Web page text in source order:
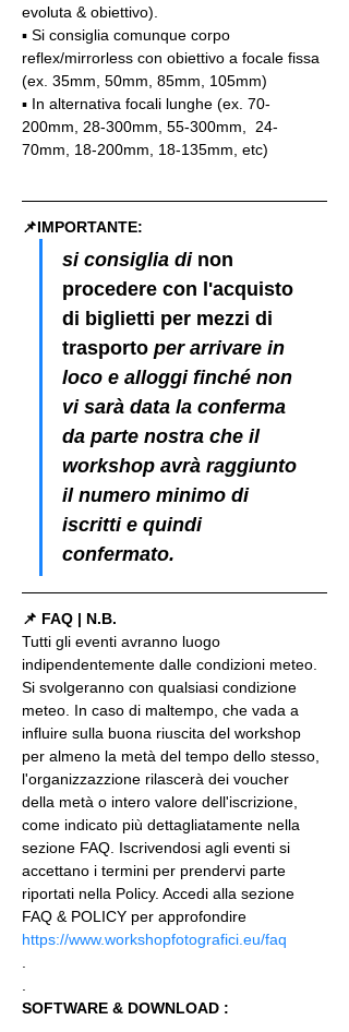
evoluta & obiettivo).
▪️ Si consiglia comunque corpo
reflex/mirrorless con obiettivo a focale fissa
(ex. 35mm, 50mm, 85mm, 105mm)
▪️ In alternativa focali lunghe (ex. 70-
200mm, 28-300mm, 55-300mm,  24-
70mm, 18-200mm, 18-135mm, etc)
📌IMPORTANTE:
si consiglia di non
procedere con l'acquisto
di biglietti per mezzi di
trasporto per arrivare in
loco e alloggi finché non
vi sarà data la conferma
da parte nostra che il
workshop avrà raggiunto
il numero minimo di
iscritti e quindi
confermato.
📌 FAQ | N.B.
Tutti gli eventi avranno luogo
indipendentemente dalle condizioni meteo.
Si svolgeranno con qualsiasi condizione
meteo. In caso di maltempo, che vada a
influire sulla buona riuscita del workshop
per almeno la metà del tempo dello stesso,
l'organizzazzione rilascerà dei voucher
della metà o intero valore dell'iscrizione,
come indicato più dettagliatamente nella
sezione FAQ. Iscrivendosi agli eventi si
accettano i termini per prendervi parte
riportati nella Policy. Accedi alla sezione
FAQ & POLICY per approfondire
https://www.workshopfotografici.eu/faq
SOFTWARE & DOWNLOAD :